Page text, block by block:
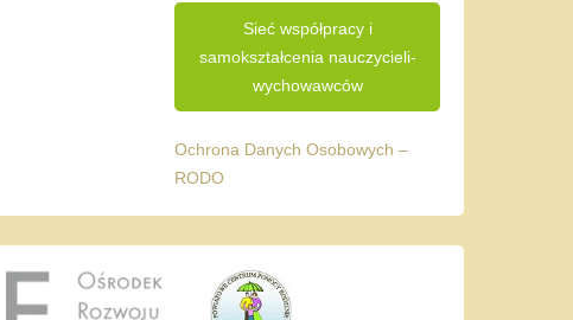
Sieć współpracy i
samokształcenia nauczycieli-
wychowawców
Ochrona Danych Osobowych –
RODO